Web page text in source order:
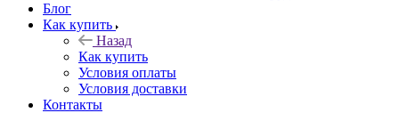
Блог
Как купить
Назад
Как купить
Условия оплаты
Условия доставки
Контакты